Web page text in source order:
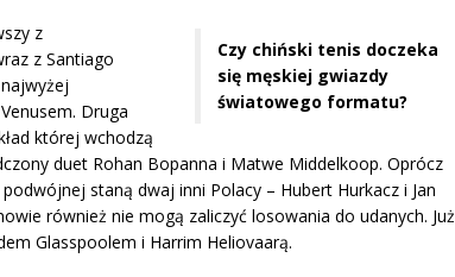
Czy chiński tenis doczeka
się męskiej gwiazdy
światowego formatu?
z
z Santiago
Druga
której wchodzą
duet Rohan Bopanna i Matwe Middelkoop. Oprócz
staną dwaj inni Polacy – Hubert Hurkacz i Jan
również nie mogą zaliczyć losowania do udanych. Już
Glasspoolem i Harrim Heliovaarą.